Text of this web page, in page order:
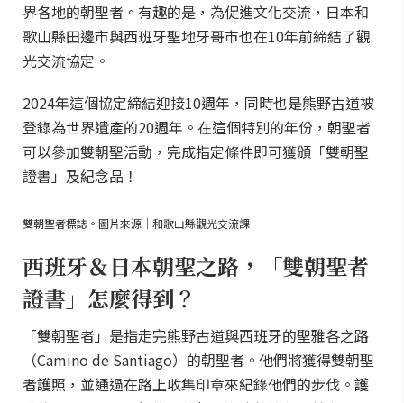
界各地的朝聖者。有趣的是，為促進文化交流，日本和
歌山縣田邊市與西班牙聖地牙哥市也在10年前締結了觀
光交流協定。
2024年這個協定締結迎接10週年，同時也是熊野古道被
登錄為世界遺產的20週年。在這個特別的年份，朝聖者
可以參加雙朝聖活動，完成指定條件即可獲頒「雙朝聖
證書」及紀念品！
雙朝聖者標誌。圖片來源｜和歌山縣觀光交流課
西班牙＆日本朝聖之路，「雙朝聖者
證書」怎麼得到？
「雙朝聖者」是指走完熊野古道與西班牙的聖雅各之路
（Camino de Santiago）的朝聖者。他們將獲得雙朝聖
者護照，並通過在路上收集印章來紀錄他們的步伐。護